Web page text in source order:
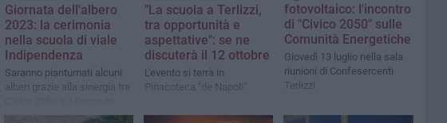
Giornata dell'albero
2023: la cerimonia
nella scuola di viale
Indipendenza
Saranno piantumati alcuni
alberi grazie alla sinergia tra
circolo didattico San
"La scuola a Terlizzi,
tra opportunità e
aspettative": se ne
discuterà il 12 ottobre
L'evento si terrà in
Pinacoteca "de Napoli"
fotovoltaico: l'incontro
di "Civico 2050" sulle
Comunità Energetiche
Giovedì 13 luglio nella sala
riunioni di Confesercenti
Terlizzi